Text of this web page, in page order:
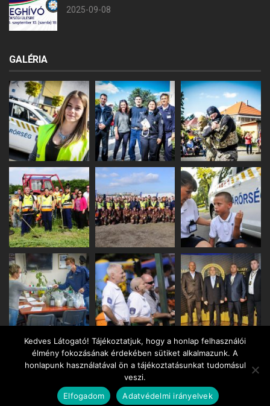
2025-09-08
GALÉRIA
Copyright © 2020 BPSZ.hu. All rights researved
Kedves Látogató! Tájékoztatjuk, hogy a honlap felhasználói
élmény fokozásának érdekében sütiket alkalmazunk. A
honlapunk használatával ön a tájékoztatásunkat tudomásul
veszi.
Elfogadom
Adatvédelmi irányelvek